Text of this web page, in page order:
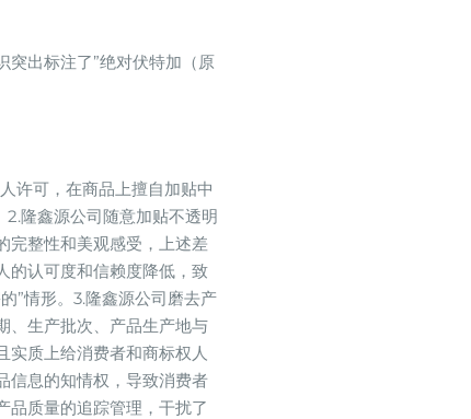
突出标注了”绝对伏特加（原
许可，在商品上擅自加贴中
隆鑫源公司随意加贴不透明
完整性和美观感受，上述差
的认可度和信赖度降低，致
”情形。3.隆鑫源公司磨去产
、生产批次、产品生产地与
实质上给消费者和商标权人
信息的知情权，导致消费者
品质量的追踪管理，干扰了